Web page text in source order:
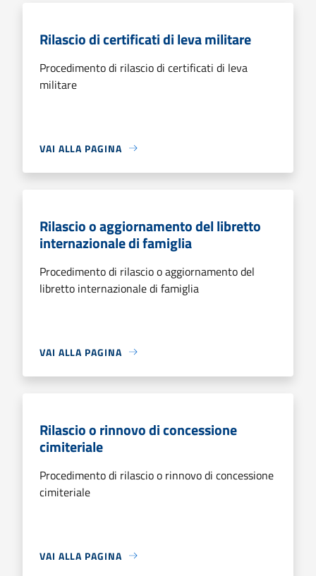
Rilascio di certificati di leva militare
Procedimento di rilascio di certificati di leva
militare
VAI ALLA PAGINA
Rilascio o aggiornamento del libretto
internazionale di famiglia
Procedimento di rilascio o aggiornamento del
libretto internazionale di famiglia
VAI ALLA PAGINA
Rilascio o rinnovo di concessione
cimiteriale
Procedimento di rilascio o rinnovo di concessione
cimiteriale
VAI ALLA PAGINA